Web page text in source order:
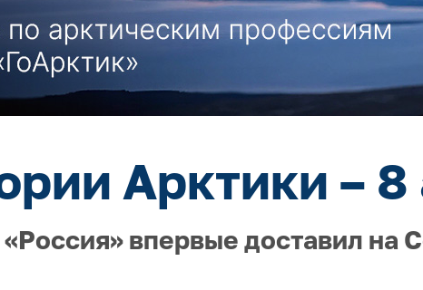
Арктики – 8
впервые доставил на